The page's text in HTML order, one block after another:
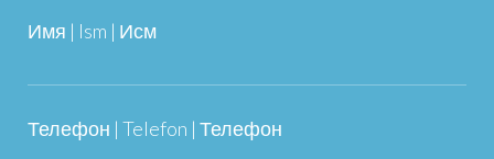
Имя | Ism | Исм
Телефон | Telefon | Телефон